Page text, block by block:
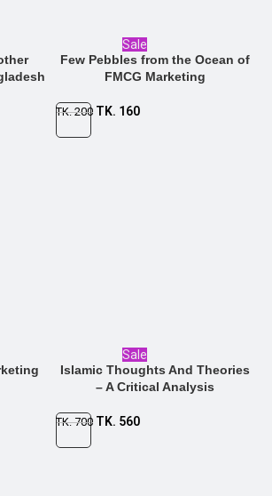
Sale
Few Pebbles from the Ocean of
FMCG Marketing
TK.200 TK. 160
Sale
Islamic Thoughts And Theories
– A Critical Analysis
TK.700 TK. 560